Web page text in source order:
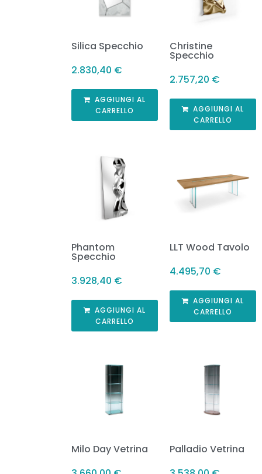
Silica Specchio
2.830,40 €
AGGIUNGI AL
CARRELLO
Christine
Specchio
2.757,20 €
AGGIUNGI AL
CARRELLO
Phantom
Specchio
3.928,40 €
AGGIUNGI AL
CARRELLO
LLT Wood Tavolo
4.495,70 €
AGGIUNGI AL
CARRELLO
Milo Day Vetrina
Palladio Vetrina